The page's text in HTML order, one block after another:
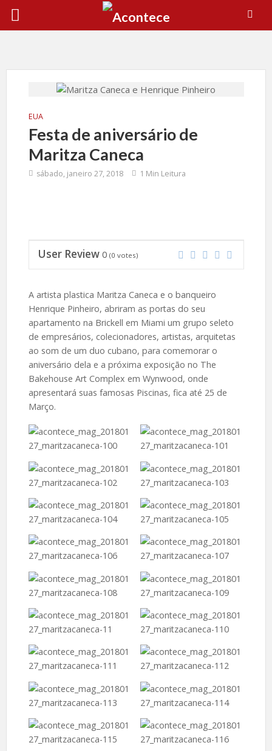
EUA
Festa de aniversário de
Maritza Caneca
sábado, janeiro 27, 2018 1 Min Leitura
User Review 0 (0 votes)
A artista plastica Maritza Caneca e o banqueiro
Henrique Pinheiro, abriram as portas do seu
apartamento na Brickell em Miami um grupo seleto
de empresários, colecionadores, artistas, arquitetas
ao som de um duo cubano, para comemorar o
aniversário dela e a próxima exposição no The
Bakehouse Art Complex em Wynwood, onde
apresentará suas famosas Piscinas, fica até 25 de
Março.